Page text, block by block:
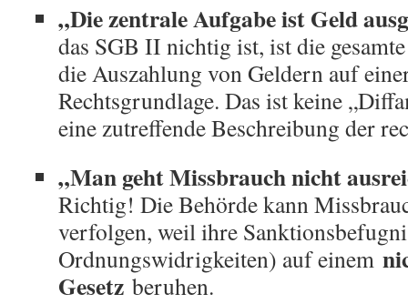
„Die zentrale Aufgabe ist Geld
das SGB II nichtig ist, ist die
die Auszahlung von Geldern auf
Rechtsgrundlage. Das ist keine
eine zutreffende Beschreibung der
„Man geht Missbrauch nicht
Richtig! Die Behörde kann
verfolgen, weil ihre
Ordnungswidrigkeiten) auf einem
Gesetz beruhen.